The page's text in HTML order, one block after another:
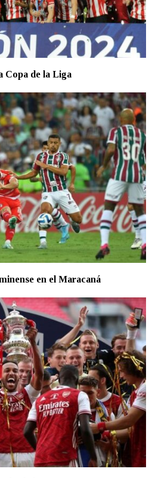
Copa de la Liga
en el Maracaná